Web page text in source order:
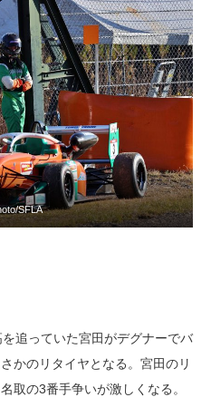
SFLA
追っていた宮田がデグナーでバ
かのリタイヤとなる。宮田のリ
取の3番手争いが激しくなる。